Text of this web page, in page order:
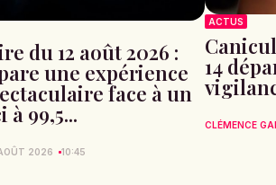
du 12 août 2026 :
une expérience
face à un
99,5...
2026 10:45
ACTUS
14
CLÉMENCE